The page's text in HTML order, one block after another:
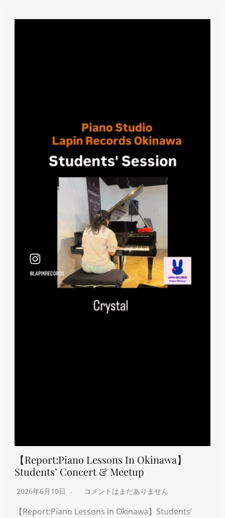
【Report:Piano Lessons In Okinawa】
Students’ Concert & Meetup
2026年6月10日 コメントはまだありません
【Report:Piano Lessons in Okinawa】Students’